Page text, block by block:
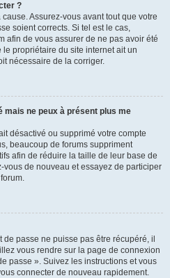
?
Assurez-vous avant tout que votre
soient corrects. Si tel est le cas,
afin de vous assurer de ne pas avoir été
propriétaire du site internet ait un
nécessaire de la corriger.
mais ne peux à présent plus me
désactivé ou supprimé votre compte
beaucoup de forums suppriment
afin de réduire la taille de leur base de
de nouveau et essayez de participer
passe ne puisse pas être récupéré, il
vous rendre sur la page de connexion
passe ». Suivez les instructions et vous
connecter de nouveau rapidement.